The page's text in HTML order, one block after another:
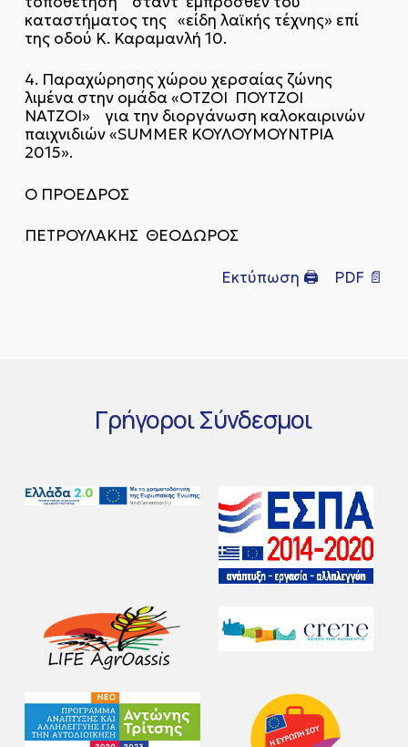
καταστήματος της «είδη λαϊκής τέχνης» επί
της οδού Κ. Καραμανλή 10.
4. Παραχώρησης χώρου χερσαίας ζώνης
λιμένα στην ομάδα «Ο΄ΤΖΟΙ ΠΟΥ΄ΤΖΟΙ
ΝΑ΄ΤΖΟΙ» για την διοργάνωση καλοκαιρινών
παιχνιδιών «SUMMER ΚΟΥΛΟΥΜΟΥΝΤΡΙΑ
2015».
Ο ΠΡΟΕΔΡΟΣ
ΠΕΤΡΟΥΛΑΚΗΣ ΘΕΟΔΩΡΟΣ
Εκτύπωση 🖨 PDF 📄
ΓρήγοροιΣύνδεσμοι